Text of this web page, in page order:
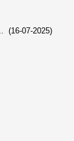
(16-07-2025)